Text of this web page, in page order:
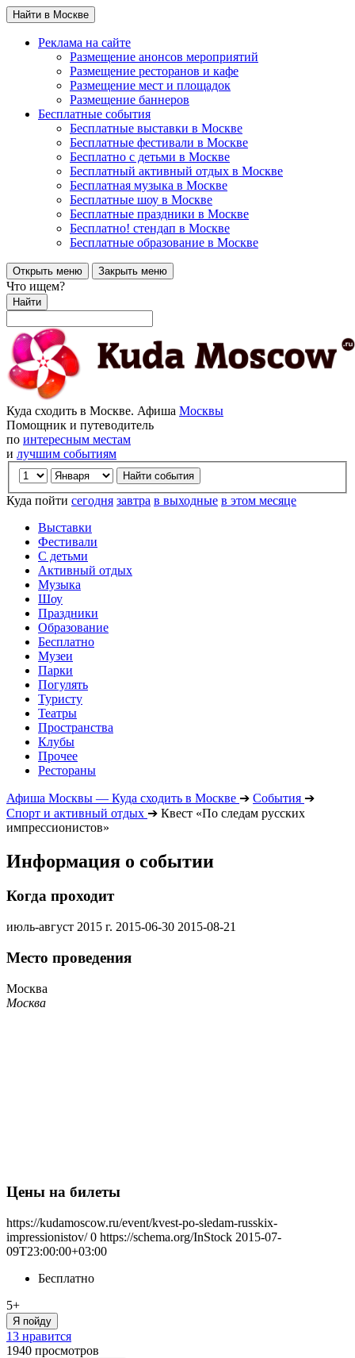
Найти в Москве
Реклама на сайте
Размещение анонсов мероприятий
Размещение ресторанов и кафе
Размещение мест и площадок
Размещение баннеров
Бесплатные события
Бесплатные выставки в Москве
Бесплатные фестивали в Москве
Бесплатно с детьми в Москве
Бесплатный активный отдых в Москве
Бесплатная музыка в Москве
Бесплатные шоу в Москве
Бесплатные праздники в Москве
Бесплатно! стендап в Москве
Бесплатные образование в Москве
Открыть меню Закрыть меню
Что ищем?
Найти
Куда сходить в Москве. Афиша Москвы
Помощник и путеводитель
по интересным местам
и лучшим событиям
Куда пойти сегодня завтра в выходные в этом месяце
Выставки
Фестивали
С детьми
Активный отдых
Музыка
Шоу
Праздники
Образование
Бесплатно
Музеи
Парки
Погулять
Туристу
Театры
Пространства
Клубы
Прочее
Рестораны
Афиша Москвы — Куда сходить в Москве ➔ События ➔
Спорт и активный отдых ➔ Квест «По следам русских
импрессионистов»
Информация о событии
Когда проходит
июль-август 2015 г. 2015-06-30 2015-08-21
Место проведения
Москва
Москва
Цены на билеты
https://kudamoscow.ru/event/kvest-po-sledam-russkix-
impressionistov/ 0 https://schema.org/InStock 2015-07-
09T23:00:00+03:00
Бесплатно
5+
Я пойду
13 нравится
1940 просмотров